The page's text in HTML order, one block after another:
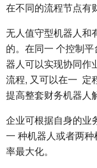
在不同的流程节点有
无人值守型机器人和
的。在同一 个控制
器人可以实现协同作
流程, 又可以在一 定
提高整套财务机器人
企业可根据自身的业
一 种机器人或者两
率最大化。